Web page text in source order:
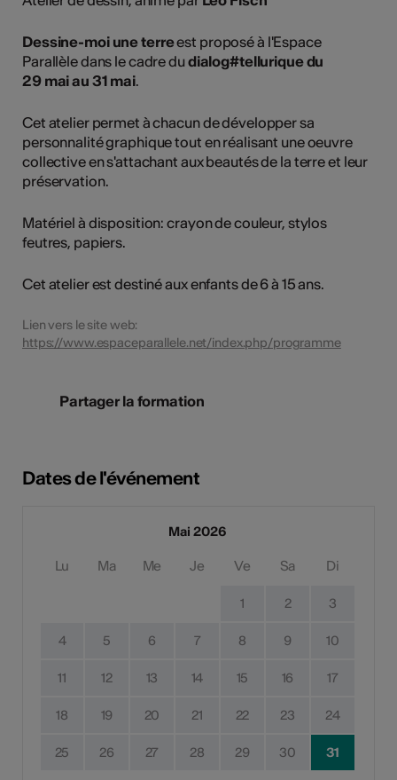
Dessine-moi une terreest proposé à l'Espace
Parallèle dans le cadre dudialog#tellurique du
29 mai au 31 mai.
Cet atelier permet à chacun de développer sa
personnalité graphique tout en réalisant une oeuvre
collective en s'attachant aux beautés de la terre et leur
préservation.
Matériel à disposition: crayon de couleur, stylos
feutres, papiers.
Cet atelier est destiné aux enfants de 6 à 15 ans.
Lien vers le site web:
https://www.espaceparallele.net/index.php/programme
Partager la formation
Dates de l'événement
Mai 2026
Lu Ma Me Je Ve Sa Di
1 2 3
4 5 6 7 8 9 10
11 12 13 14 15 16 17
18 19 20 21 22 23 24
25 26 27 28 29 30 31